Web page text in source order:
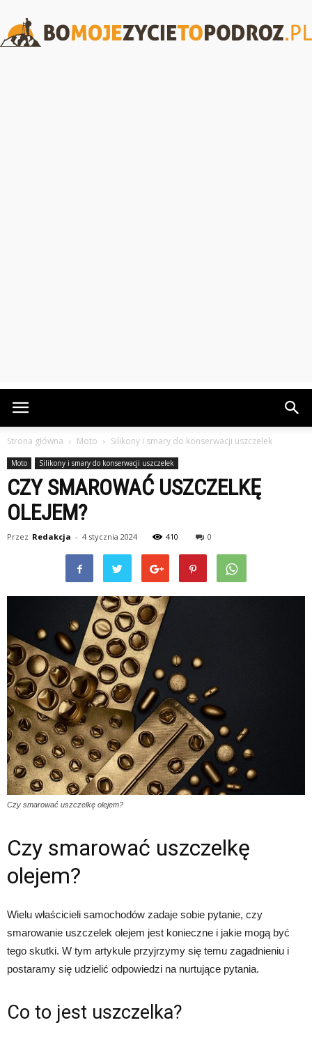
Strona główna Moto Silikony i smary do konserwacji uszczelek
Moto Silikony i smary do konserwacji uszczelek
CZY SMAROWAĆ USZCZELKĘ
OLEJEM?
Przez Redakcja - 4 stycznia 2024 410 0
Czy smarować uszczelkę olejem?
Czy smarować uszczelkę
olejem?
Wielu właścicieli samochodów zadaje sobie pytanie, czy
smarowanie uszczelek olejem jest konieczne i jakie mogą być
tego skutki. W tym artykule przyjrzymy się temu zagadnieniu i
postaramy się udzielić odpowiedzi na nurtujące pytania.
Co to jest uszczelka?